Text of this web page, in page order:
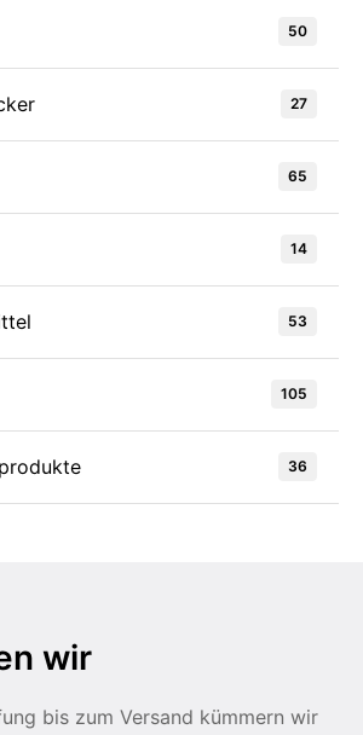
50
27
65
14
53
105
36
wir
bis zum Versand kümmern wir